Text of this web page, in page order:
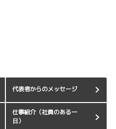
代表者からのメッセージ
仕事紹介（社員のある一
日）